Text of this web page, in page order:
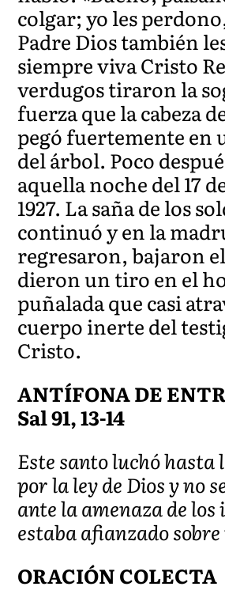
colgar; yo les
Padre Dios también
siempre viva Cristo
verdugos tiraron la
fuerza que la cabeza
pegó fuertemente en
del árbol. Poco
aquella noche del 17
1927. La saña de los
continuó y en la
regresaron, bajaron
dieron un tiro en el
puñalada que casi
cuerpo inerte del
Cristo.
ANTÍFONA DE
Sal 91, 13-14
Este santo luchó hasta
por la ley de Dios y no
ante la amenaza de los
estaba afianzado
ORACIÓN COLECTA